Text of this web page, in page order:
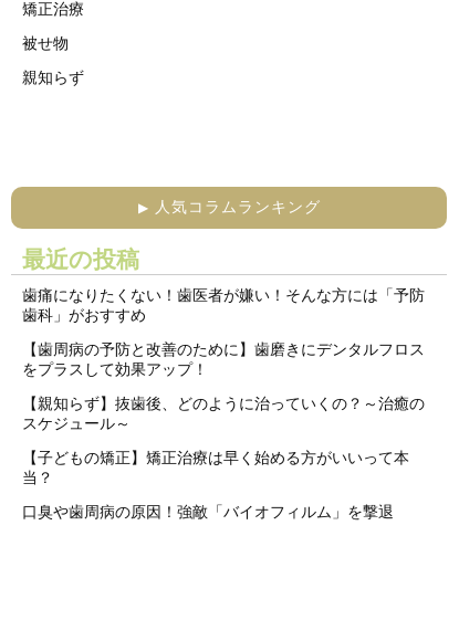
矯正治療
被せ物
親知らず
▶ 人気コラムランキング
最近の投稿
歯痛になりたくない！歯医者が嫌い！そんな方には「予防
歯科」がおすすめ
【歯周病の予防と改善のために】歯磨きにデンタルフロス
をプラスして効果アップ！
【親知らず】抜歯後、どのように治っていくの？～治癒の
スケジュール～
【子どもの矯正】矯正治療は早く始める方がいいって本
当？
口臭や歯周病の原因！強敵「バイオフィルム」を撃退